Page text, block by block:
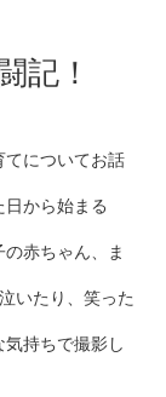
記！
てについてお話
から始まる
赤ちゃん、ま
いたり、笑った
持ちで撮影し